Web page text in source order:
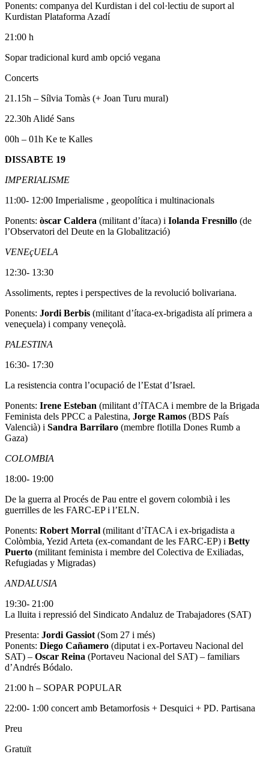
Ponents: companya del Kurdistan i del col·lectiu de suport al
Kurdistan Plataforma Azadí
21:00 h
Sopar tradicional kurd amb opció vegana
Concerts
21.15h – Sílvia Tomàs (+ Joan Turu mural)
22.30h Alidé Sans
00h – 01h Ke te Kalles
DISSABTE 19
IMPERIALISME
11:00- 12:00 Imperialisme , geopolítica i multinacionals
Ponents: òscar Caldera (militant d’ítaca) i Iolanda Fresnillo (de
l’Observatori del Deute en la Globalització)
VENEçUELA
12:30- 13:30
Assoliments, reptes i perspectives de la revolució bolivariana.
Ponents: Jordi Berbis (militant d’ítaca-ex-brigadista alí primera a
veneçuela) i company veneçolà.
PALESTINA
16:30- 17:30
La resistencia contra l’ocupació de l’Estat d’Israel.
Ponents: Irene Esteban (militant d’íTACA i membre de la Brigada
Feminista dels PPCC a Palestina, Jorge Ramos (BDS País
Valencià) i Sandra Barrilaro (membre flotilla Dones Rumb a
Gaza)
COLOMBIA
18:00- 19:00
De la guerra al Procés de Pau entre el govern colombià i les
guerrilles de les FARC-EP i l’ELN.
Ponents: Robert Morral (militant d’íTACA i ex-brigadista a
Colòmbia, Yezid Arteta (ex-comandant de les FARC-EP) i Betty
Puerto (militant feminista i membre del Colectiva de Exiliadas,
Refugiadas y Migradas)
ANDALUSIA
19:30- 21:00
La lluita i repressió del Sindicato Andaluz de Trabajadores (SAT)
Presenta: Jordi Gassiot (Som 27 i més)
Ponents: Diego Cañamero (diputat i ex-Portaveu Nacional del
SAT) – Oscar Reina (Portaveu Nacional del SAT) – familiars
d’Andrés Bódalo.
21:00 h – SOPAR POPULAR
22:00- 1:00 concert amb Betamorfosis + Desquici + PD. Partisana
Preu
Gratuït